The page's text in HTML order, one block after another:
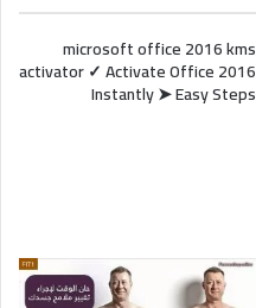
microsoft office 2016 kms
activator ✓ Activate Office 2016
Instantly ➤ Easy Steps